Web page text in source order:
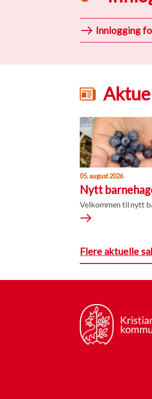
Innlogging
05. august 2026
Nytt
Velkommen til nytt
Flere aktuelle